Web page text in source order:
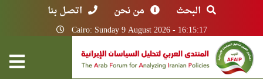
البحث من نحن اتصل بنا
Cairo: Sunday 9 August 2026 - 16:15:17